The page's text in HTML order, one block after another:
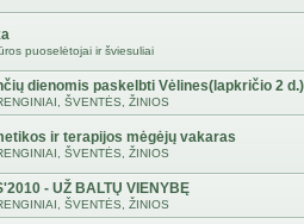
puoselėtojai ir šviesuliai
dienomis paskelbti Vėlines(lapkričio 2 d.)
ŠVENTĖS, ŽINIOS
ir terapijos mėgėjų vakaras
ŠVENTĖS, ŽINIOS
- UŽ BALTŲ VIENYBĘ
ŠVENTĖS, ŽINIOS